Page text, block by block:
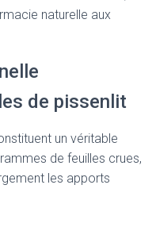
naturelle aux
de pissenlit
un véritable
de feuilles crues,
les apports